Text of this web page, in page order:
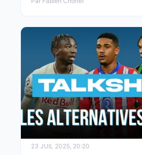
23 JUIL 2025, 20:20